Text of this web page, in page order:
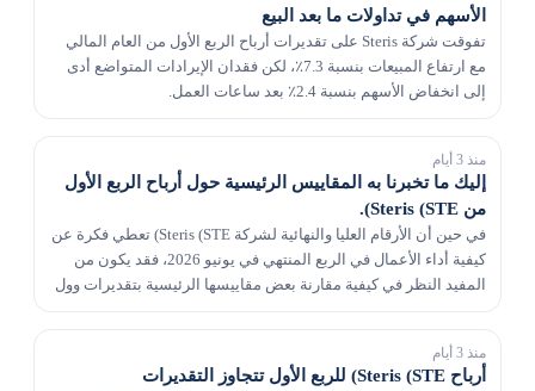
الأسهم في تداولات ما بعد البيع
تفوقت شركة Steris على تقديرات أرباح الربع الأول من العام المالي
مع ارتفاع المبيعات بنسبة 7.3٪، لكن فقدان الإيرادات المتواضع أدى
إلى انخفاض الأسهم بنسبة 2.4٪ بعد ساعات العمل.
منذ 3 أيام
إليك ما تخبرنا به المقاييس الرئيسية حول أرباح الربع الأول
من Steris (STE).
في حين أن الأرقام العليا والنهائية لشركة Steris (STE) تعطي فكرة عن
كيفية أداء الأعمال في الربع المنتهي في يونيو 2026، فقد يكون من
المفيد النظر في كيفية مقارنة بعض مقاييسها الرئيسية بتقديرات وول
منذ 3 أيام
أرباح Steris (STE) للربع الأول تتجاوز التقديرات